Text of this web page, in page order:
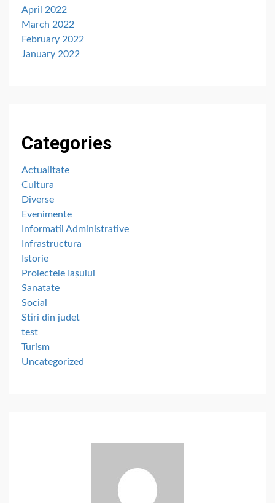
April 2022
March 2022
February 2022
January 2022
Categories
Actualitate
Cultura
Diverse
Evenimente
Informatii Administrative
Infrastructura
Istorie
Proiectele Iașului
Sanatate
Social
Stiri din judet
test
Turism
Uncategorized